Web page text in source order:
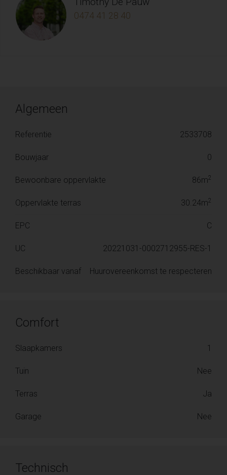
0474 41 28 40
Algemeen
Referentie 2533708
Bouwjaar 0
Bewoonbare oppervlakte 86m2
Oppervlakte terras 30.24m2
EPC C
UC 20221031-0002712955-RES-1
Beschikbaar vanaf Huurovereenkomst te respecteren
Comfort
Slaapkamers 1
Tuin Nee
Terras Ja
Garage Nee
Technisch